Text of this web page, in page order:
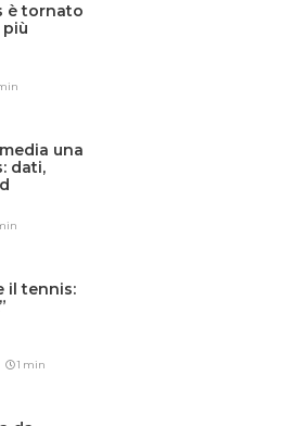
è tornato
una
dati,
il tennis:
1 min